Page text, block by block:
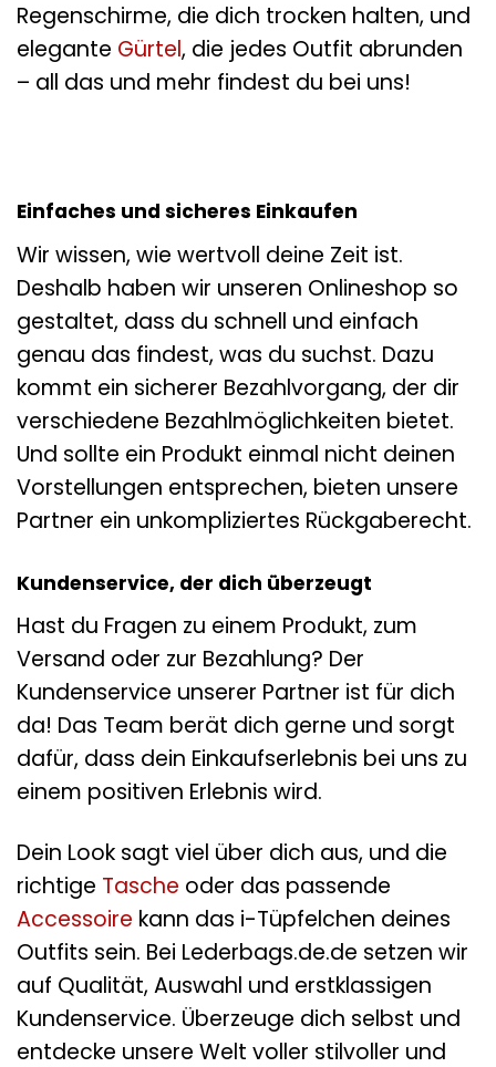
Regenschirme, die dich trocken halten, und
elegante Gürtel, die jedes Outfit abrunden
– all das und mehr findest du bei uns!
Einfaches und sicheres Einkaufen
Wir wissen, wie wertvoll deine Zeit ist.
Deshalb haben wir unseren Onlineshop so
gestaltet, dass du schnell und einfach
genau das findest, was du suchst. Dazu
kommt ein sicherer Bezahlvorgang, der dir
verschiedene Bezahlmöglichkeiten bietet.
Und sollte ein Produkt einmal nicht deinen
Vorstellungen entsprechen, bieten unsere
Partner ein unkompliziertes Rückgaberecht.
Kundenservice, der dich überzeugt
Hast du Fragen zu einem Produkt, zum
Versand oder zur Bezahlung? Der
Kundenservice unserer Partner ist für dich
da! Das Team berät dich gerne und sorgt
dafür, dass dein Einkaufserlebnis bei uns zu
einem positiven Erlebnis wird.
Dein Look sagt viel über dich aus, und die
richtige Tasche oder das passende
Accessoire kann das i-Tüpfelchen deines
Outfits sein. Bei Lederbags.de.de setzen wir
auf Qualität, Auswahl und erstklassigen
Kundenservice. Überzeuge dich selbst und
entdecke unsere Welt voller stilvoller und